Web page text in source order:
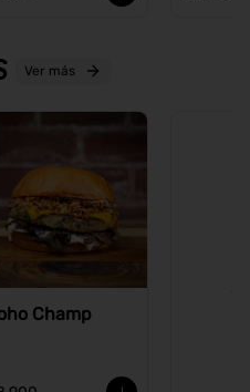
Ver más
Champ